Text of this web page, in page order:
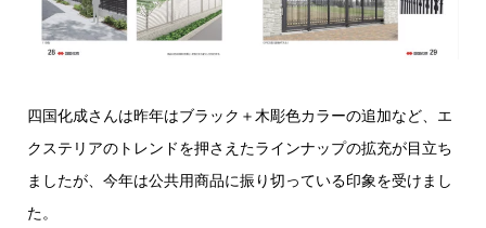
四国化成さんは昨年はブラック＋木彫色カラーの追加など、エ
クステリアのトレンドを押さえたラインナップの拡充が目立ち
ましたが、今年は公共用商品に振り切っている印象を受けまし
た。